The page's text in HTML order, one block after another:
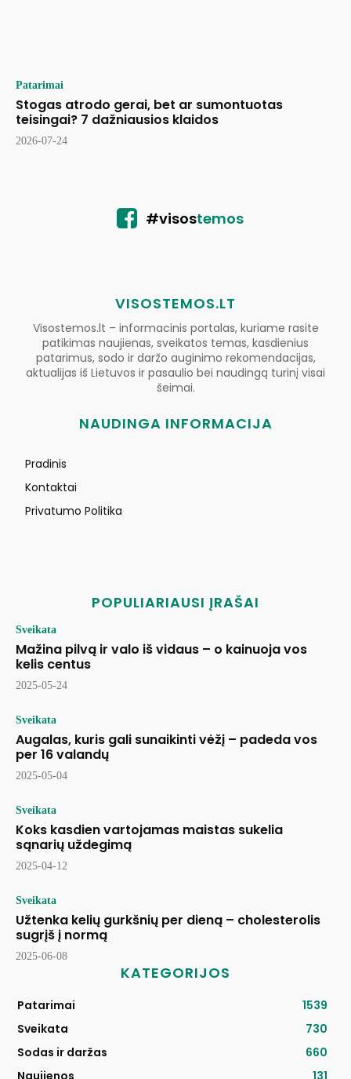
Patarimai
Stogas atrodo gerai, bet ar sumontuotas
teisingai? 7 dažniausios klaidos
2026-07-24
#visostemos
VISOSTEMOS.LT
Visostemos.lt – informacinis portalas, kuriame rasite
patikimas naujienas, sveikatos temas, kasdienius
patarimus, sodo ir daržo auginimo rekomendacijas,
aktualijas iš Lietuvos ir pasaulio bei naudingą turinį visai
šeimai.
NAUDINGA INFORMACIJA
Pradinis
Kontaktai
Privatumo Politika
POPULIARIAUSI ĮRAŠAI
Sveikata
Mažina pilvą ir valo iš vidaus – o kainuoja vos
kelis centus
2025-05-24
Sveikata
Augalas, kuris gali sunaikinti vėžį – padeda vos
per 16 valandų
2025-05-04
Sveikata
Koks kasdien vartojamas maistas sukelia
sąnarių uždegimą
2025-04-12
Sveikata
Užtenka kelių gurkšnių per dieną – cholesterolis
sugrįš į normą
2025-06-08
KATEGORIJOS
Patarimai
1539
Sveikata
730
Sodas ir daržas
660
Naujienos
131